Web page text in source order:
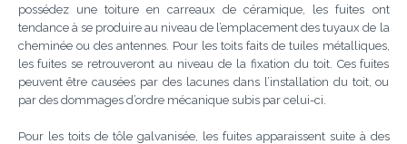
possédez une toiture en carreaux de céramique, les fuites ont
tendance à se produire au niveau de l’emplacement des tuyaux de la
cheminée ou des antennes. Pour les toits faits de tuiles métalliques,
les fuites se retrouveront au niveau de la fixation du toit. Ces fuites
peuvent être causées par des lacunes dans l’installation du toit, ou
par des dommages d’ordre mécanique subis par celui-ci.
Pour les toits de tôle galvanisée, les fuites apparaissent suite à des